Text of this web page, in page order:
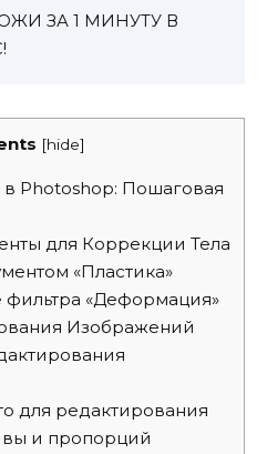
ЗА 1 МИНУТУ В
[hide]
Photoshop: Пошаговая
для Коррекции Тела
«Пластика»
фильтра «Деформация»
Изображений
для редактирования
и пропорций